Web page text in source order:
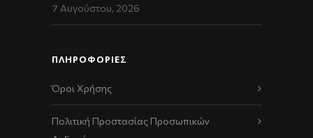
7 Αυγούστου, 2026
ΠΛΗΡΟΦΟΡΙΕΣ
Όροι Χρήσης
Πολιτική Προστασίας Προσωπικών